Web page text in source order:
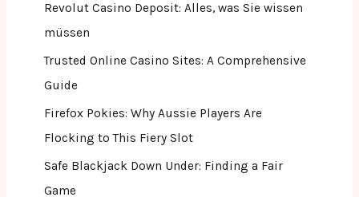
Revolut Casino Deposit: Alles, was Sie wissen
müssen
Trusted Online Casino Sites: A Comprehensive
Guide
Firefox Pokies: Why Aussie Players Are
Flocking to This Fiery Slot
Safe Blackjack Down Under: Finding a Fair
Game